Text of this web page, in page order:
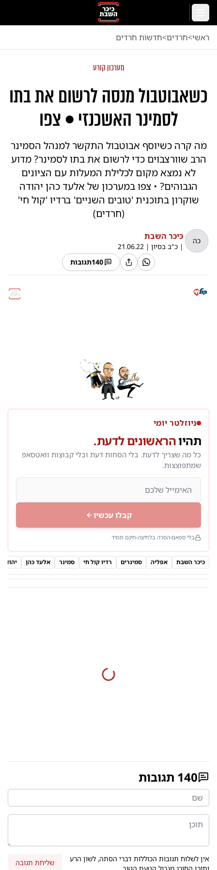
דלג לתוכן הראשי
ראשי<חרדים<חדשות חרדים
מערכון קורע
כשאבוטבול מנסה לרשום את בתו
לסמינר האשכנזי • צפו
מה קרה כשיוסף אבוטבול התקשר למנהל הסמינר
הרב שוורצבוים כדי לרשום את בתו לסמינר? מדוע
לא נמצא מקום לכלילת המעלות עם הציונים
הגבוהים? • צפו במערכון של אלעד כהן יהודה
שוקרון בתוכנית 'טובים השניים' ברדיו 'קול חי'
(חרדים)
כה כיכר השבת
| כ"ב בסיון |
21.06.22
140תגובות
4:21
ניוזלטר יומי
תהיוהראשונים לדעת.
כל מה שצריך לדעת. בלי הסחות דעת ובלי קבוצות וואטסאפ
שמתפוצצות.
קבלו עכשיו
בלי ספאם הסרה בלחיצה חינם תמיד
כיכר השבת אפליה סמינרים רדיו קול חי סמינר אלעד כהן יהודה
140 תגובות
אין לשלוח תגובות הכוללות דברי הסתה, לשון הרע
שליחת תגובה